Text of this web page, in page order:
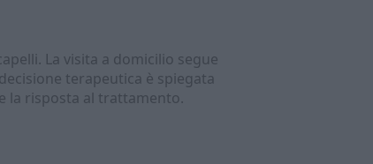
La visita a domicilio segue
terapeutica è spiegata
la risposta al trattamento.